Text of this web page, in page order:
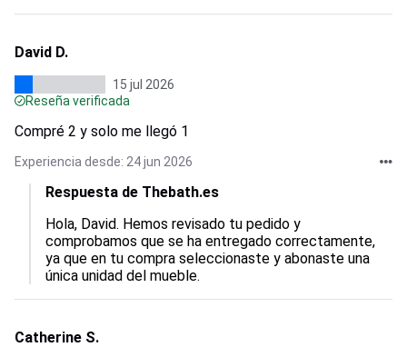
David D.
15 jul 2026
Reseña verificada
Compré 2 y solo me llegó 1
Experiencia desde: 24 jun 2026
Respuesta de Thebath.es
Hola, David. Hemos revisado tu pedido y
comprobamos que se ha entregado correctamente,
ya que en tu compra seleccionaste y abonaste una
única unidad del mueble.
Catherine S.